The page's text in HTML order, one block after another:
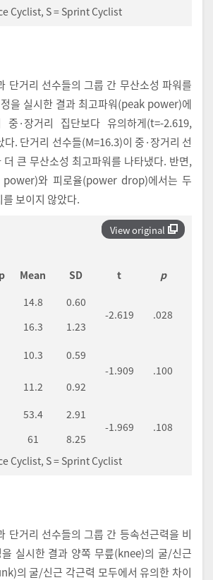
Cyclist, S = Sprint Cyclist
단거리 선수들의 그룹 간 무산소성 파워를
을 실시한 결과 최고파워(peak power)에
·장거리 집단보다 유의하게(t=-2.619,
다. 단거리 선수들(M=16.3)이 중·장거리 선
큰 무산소성 최고파워를 나타냈다. 반면,
power)와 피로율(power drop)에서는 두
보이지 않았다.
View original
Mean SD t
p
14.8
0.60
-2.619
.028
16.3
1.23
10.3
0.59
-1.909
.100
11.2
0.92
53.4
2.91
-1.969
.108
61
8.25
Cyclist, S = Sprint Cyclist
단거리 선수들의 그룹 간 등속선근력을 비
실시한 결과 양쪽 무릎(knee)의 굴/신근
의 굴/신근 각근력 모두에서 유의한 차이